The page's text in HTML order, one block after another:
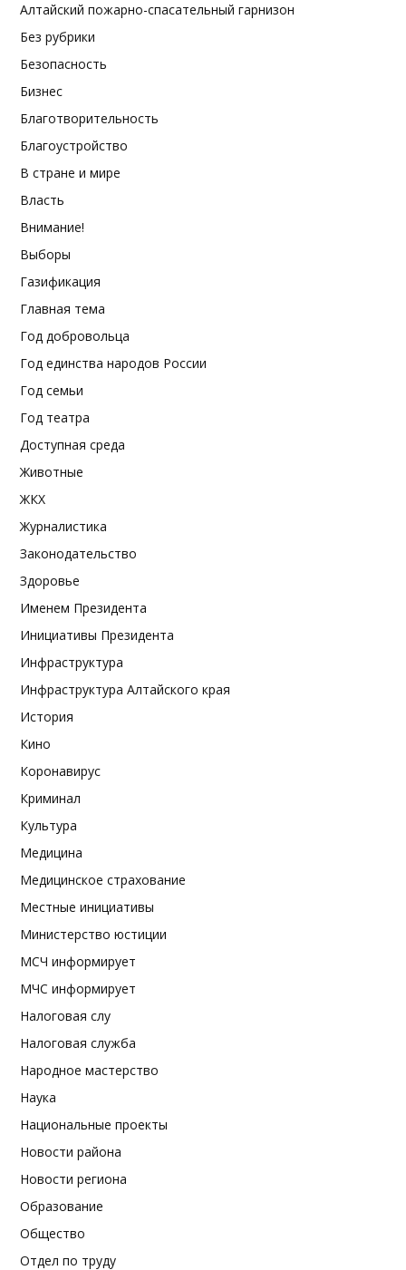
Алтайский пожарно-спасательный гарнизон
Без рубрики
Безопасность
Бизнес
Благотворительность
Благоустройство
В стране и мире
Власть
Внимание!
Выборы
Газификация
Главная тема
Год добровольца
Год единства народов России
Год семьи
Год театра
Доступная среда
Животные
ЖКХ
Журналистика
Законодательство
Здоровье
Именем Президента
Инициативы Президента
Инфраструктура
Инфраструктура Алтайского края
История
Кино
Коронавирус
Криминал
Культура
Медицина
Медицинское страхование
Местные инициативы
Министерство юстиции
МСЧ информирует
МЧС информирует
Налоговая слу
Налоговая служба
Народное мастерство
Наука
Национальные проекты
Новости района
Новости региона
Образование
Общество
Отдел по труду